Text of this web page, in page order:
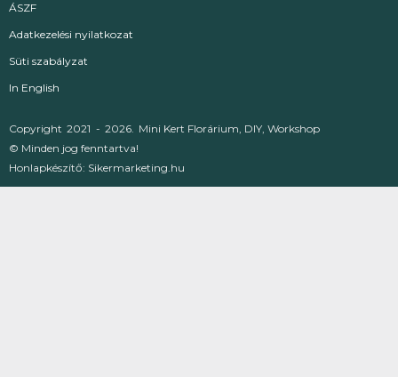
Copyright 2021 - 2026. Mini Kert Florárium, DIY, Workshop
© Minden jog fenntartva!
Honlapkészítő: Sikermarketing.hu
ÁSZF
Adatkezelési nyilatkozat
Süti szabályzat
In English